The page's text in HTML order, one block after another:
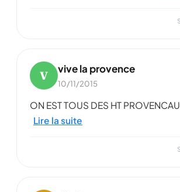
V vive la provence
10/11/2015
ON EST TOUS DES HT
Lire la suite